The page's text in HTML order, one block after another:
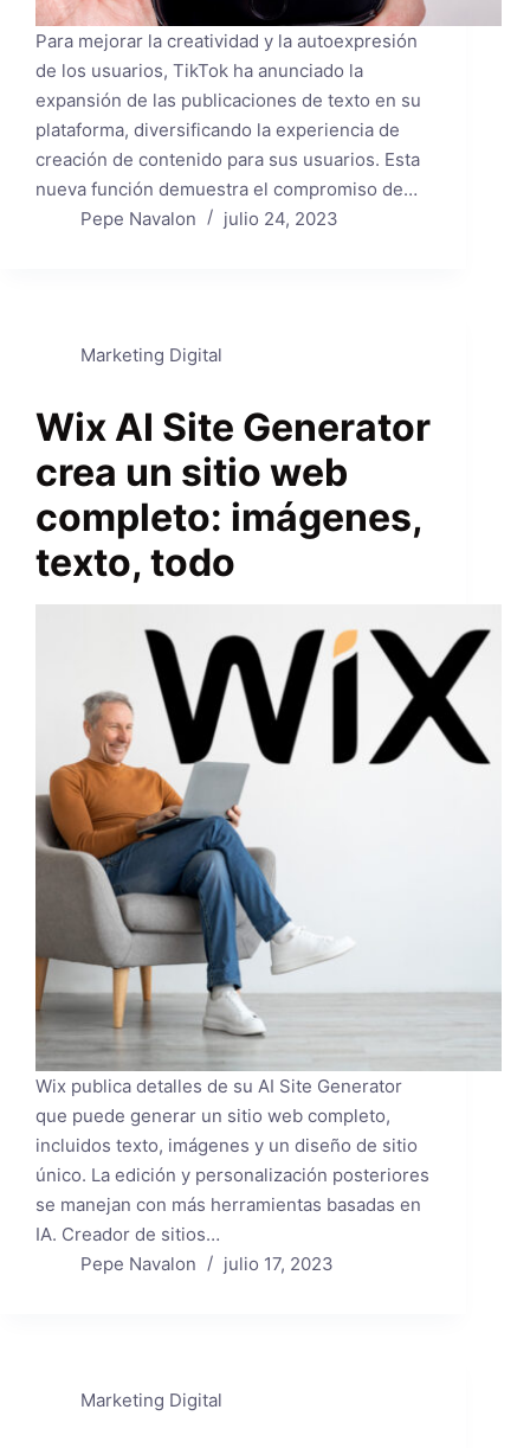
Para mejorar la creatividad y la autoexpresión
de los usuarios, TikTok ha anunciado la
expansión de las publicaciones de texto en su
plataforma, diversificando la experiencia de
creación de contenido para sus usuarios. Esta
nueva función demuestra el compromiso de…
Pepe Navalon
julio 24, 2023
Marketing Digital
Wix AI Site Generator
crea un sitio web
completo: imágenes,
texto, todo
Wix publica detalles de su AI Site Generator
que puede generar un sitio web completo,
incluidos texto, imágenes y un diseño de sitio
único. La edición y personalización posteriores
se manejan con más herramientas basadas en
IA. Creador de sitios…
Pepe Navalon
julio 17, 2023
Marketing Digital